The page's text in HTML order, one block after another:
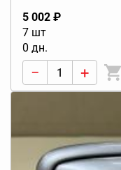
5 002 ₽
7 шт
0 дн.
− +